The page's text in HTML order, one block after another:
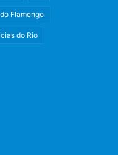
Flamengo
do Rio